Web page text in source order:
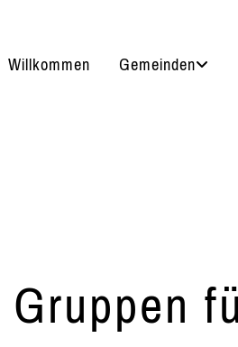
Willkommen Gemeinden
Gruppen